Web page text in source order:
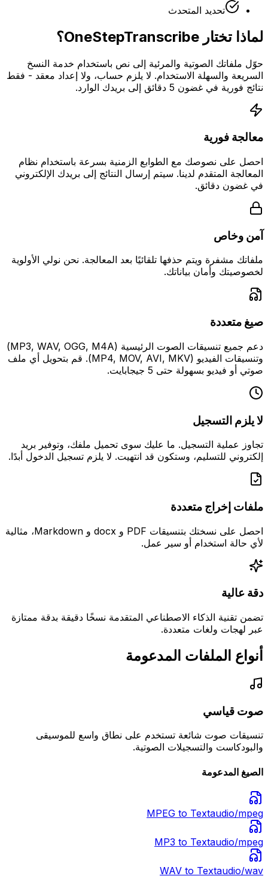
تحديد المتحدث
لماذا تختار OneStepTranscribe؟
حوّل ملفاتك الصوتية والمرئية إلى نص باستخدام خدمة النسخ
السريعة والسهلة الاستخدام. لا يلزم حساب، ولا إعداد معقد - فقط
نتائج فورية في غضون 5 دقائق إلى بريدك الوارد.
معالجة فورية
احصل على نصوصك مع الطوابع الزمنية بسرعة باستخدام نظام
المعالجة المتقدم لدينا. سيتم إرسال النتائج إلى بريدك الإلكتروني
في غضون دقائق.
آمن وخاص
ملفاتك مشفرة ويتم حذفها تلقائيًا بعد المعالجة. نحن نولي الأولوية
لخصوصيتك وأمان بياناتك.
صيغ متعددة
دعم جميع تنسيقات الصوت الرئيسية (MP3, WAV, OGG, M4A)
وتنسيقات الفيديو (MP4, MOV, AVI, MKV). قم بتحويل أي ملف
صوتي أو فيديو بسهولة حتى 5 جيجابايت.
لا يلزم التسجيل
تجاوز عملية التسجيل. ما عليك سوى تحميل ملفك، وتوفير بريد
إلكتروني للتسليم، وستكون قد انتهيت. لا يلزم تسجيل الدخول أبدًا.
ملفات إخراج متعددة
احصل على نسختك بتنسيقات PDF و docx و Markdown، مثالية
لأي حالة استخدام أو سير عمل.
دقة عالية
تضمن تقنية الذكاء الاصطناعي المتقدمة نسخًا دقيقة بدقة ممتازة
عبر لهجات ولغات متعددة.
أنواع الملفات المدعومة
صوت قياسي
تنسيقات صوت شائعة تستخدم على نطاق واسع للموسيقى
والبودكاست والتسجيلات الصوتية.
الصيغ المدعومة
MPEG to Textaudio/mpeg
MP3 to Textaudio/mpeg
WAV to Textaudio/wav